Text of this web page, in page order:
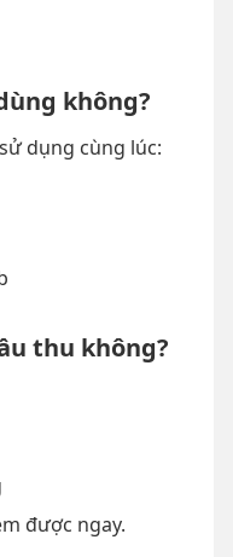
không?
dụng cùng lúc:
thu không?
được ngay.